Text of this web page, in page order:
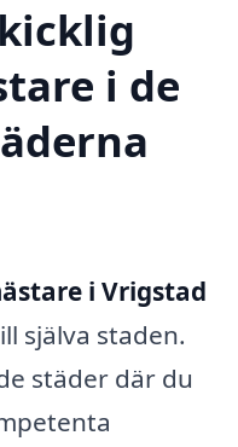
i de
i Vrigstad
själva staden.
städer där du